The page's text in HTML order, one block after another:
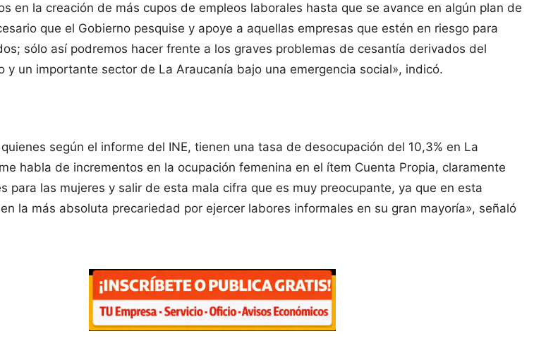
en la creación de más cupos de empleos laborales hasta que se avance en algún plan de
que el Gobierno pesquise y apoye a aquellas empresas que estén en riesgo para
sólo así podremos hacer frente a los graves problemas de cesantía derivados del
un importante sector de La Araucanía bajo una emergencia social», indicó.
según el informe del INE, tienen una tasa de desocupación del 10,3% en La
habla de incrementos en la ocupación femenina en el ítem Cuenta Propia, claramente
las mujeres y salir de esta mala cifra que es muy preocupante, ya que en esta
la más absoluta precariedad por ejercer labores informales en su gran mayoría», señaló